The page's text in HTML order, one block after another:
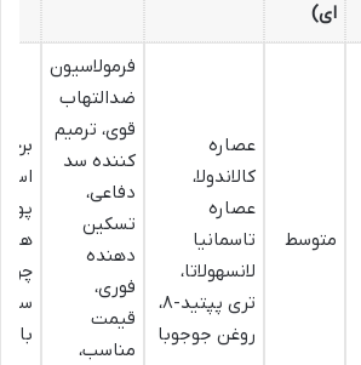
ای)
متوسط
عصاره
کالاندولا،
عصاره
تاسمانیا
لانسهولاتا،
تری پپتید-۸،
روغن جوجوبا
فرمولاسیون
ضدالتهاب
قوی، ترمیم
کننده سد
دفاعی،
تسکین
دهنده
فوری،
قیمت
مناسب،